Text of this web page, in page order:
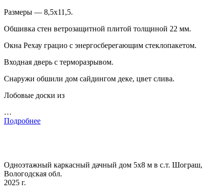
Размеры — 8,5х11,5.
Обшивка стен ветрозащитной плитой толщиной 22 мм.
Окна Рехау грацио с энергосберегающим стеклопакетом.
Входная дверь с терморазрывом.
Снаружи обшили дом сайдингом деке, цвет слива.
Лобовые доски из
…
Подробнее
Одноэтажный каркасный дачный дом 5х8 м в с.т. Шограш,
Вологодская обл.
2025 г.